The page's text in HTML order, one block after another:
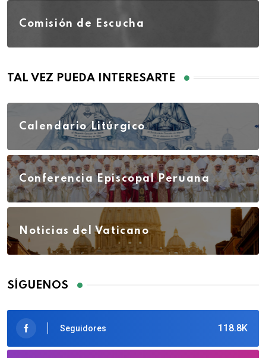
Comisión de Escucha
TAL VEZ PUEDA INTERESARTE
Calendario Litúrgico
Conferencia Episcopal Peruana
Noticias del Vaticano
SÍGUENOS
118.8K
Seguidores